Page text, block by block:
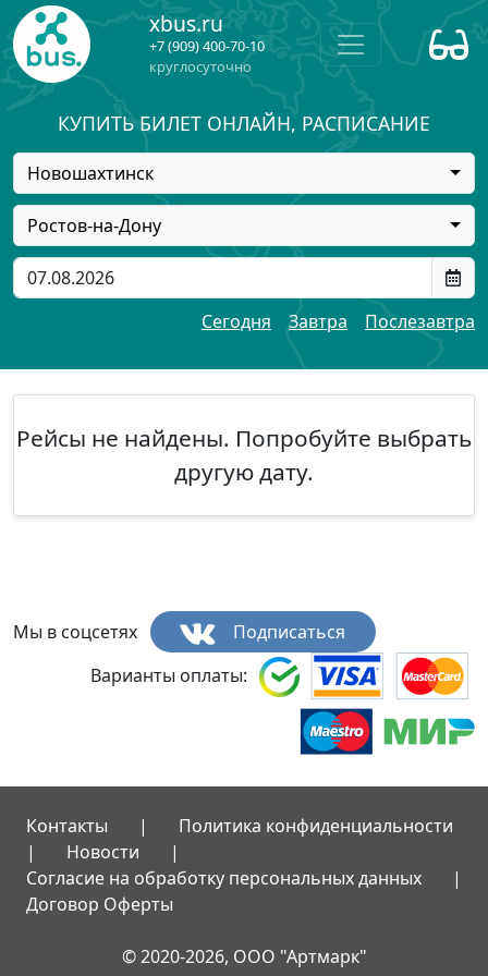
xbus.ru
+7 (909) 400-70-10
круглосуточно
КУПИТЬ БИЛЕТ ОНЛАЙН, РАСПИСАНИЕ
Новошахтинск
Ростов-на-Дону
Сегодня Завтра Послезавтра
Рейсы не найдены. Попробуйте выбрать
другую дату.
Мы в соцсетях
Подписаться
Варианты оплаты:
Контакты |
Политика конфиденциальности
|
Новости
|
Согласие на обработку персональных данных
|
Договор Оферты
© 2020-2026, ООО "Артмарк"